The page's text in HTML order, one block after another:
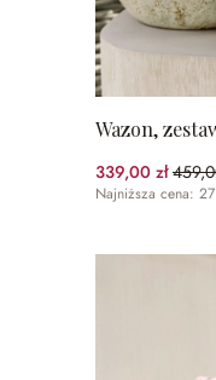
Wazon,
339,00 zł
Najniższa cena: